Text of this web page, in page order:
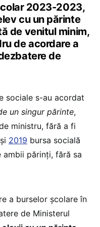
2023-2023,
cu un părinte
de venitul minim,
de acordare a
de
sociale s-au acordat
un singur părinte,
ministru, fără a fi
2019 bursa socială
părinți, fără sa
a burselor școlare în
de Ministerul